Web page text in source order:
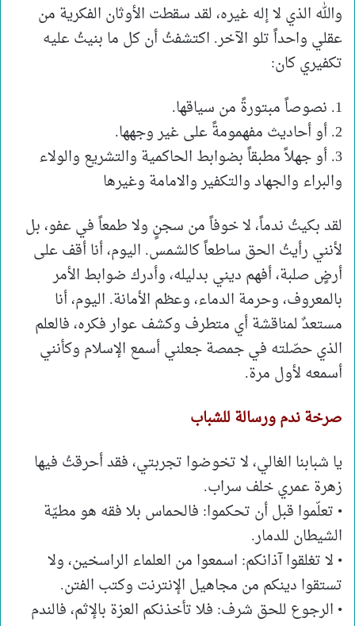
والله الذي لا إله غيره، لقد سقطت الأوثان الفكرية من
عقلي واحداً تلو الآخر. اكتشفتُ أن كل ما بنيتُ عليه
تكفيري كان:
1. نصوصاً مبتورةً من سياقها.
2. أو أحاديث مفهمومةً على غير وجهها.
3. أو جهلاً مطبقاً بضوابط الحاكمية والتشريع والولاء
والبراء والجهاد والتكفير والامامة وغيرها
لقد بكيتُ ندماً، لا خوفاً من سجنٍ ولا طمعاً في عفو، بل
لأنني رأيتُ الحق ساطعاً كالشمس. اليوم، أنا أقف على
أرضٍ صلبة، أفهم ديني بدليله، وأدرك ضوابط الأمر
بالمعروف، وحرمة الدماء، وعظم الأمانة. اليوم، أنا
مستعدٌ لمناقشة أي متطرف وكشف عوار فكره، فالعلم
الذي حصّلته في جمصة جعلني أسمع الإسلام وكأنني
أسمعه لأول مرة.
صرخة ندم ورسالة للشباب
يا شبابنا الغالي، لا تخوضوا تجربتي، فقد أحرقتُ فيها
زهرة عمري خلف سراب.
• تعلّموا قبل أن تحكموا: فالحماس بلا فقه هو مطيّة
الشيطان للدمار.
• لا تغلقوا آذانكم: اسمعوا من العلماء الراسخين، ولا
تستقوا دينكم من مجاهيل الإنترنت وكتب الفتن.
• الرجوع للحق شرف: فلا تأخذنكم العزة بالإثم، فالندم